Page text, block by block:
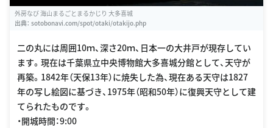
外房なび 海山まるごとまるかじり 大多喜城
出典： sotobonavi.com/spot/otaki/otakijo.php
二の丸には周囲10ｍ、深さ20ｍ、日本一の大井戸が現存してい
ます。現在は千葉県立中央博物館大多喜城分館として、天守が
再築。1842年（天保13年）に焼失した為、現在ある天守は1827
年の写し絵図に基づき、1975年（昭和50年）に復興天守として建
てられたものです。
・開城時間：9:00